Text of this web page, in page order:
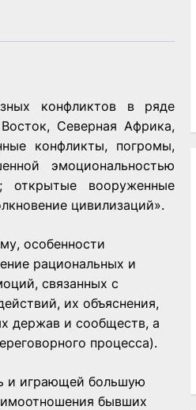
конфликтов в ряде
Северная Африка,
конфликты, погромы,
эмоциональностью
открытые вооруженные
цивилизаций».
особенности
рациональных и
связанных с
их объяснения,
держав и сообществ, а
процесса).
и играющей большую
бывших